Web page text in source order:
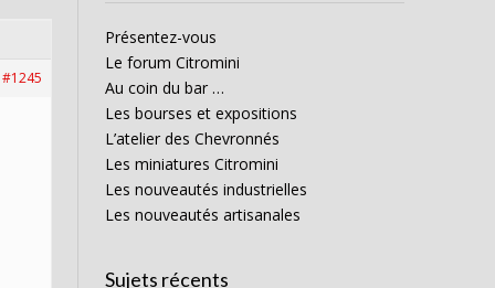
#1245
Présentez-vous
Le forum Citromini
Au coin du bar …
Les bourses et expositions
L’atelier des Chevronnés
Les miniatures Citromini
Les nouveautés industrielles
Les nouveautés artisanales
Sujets récents